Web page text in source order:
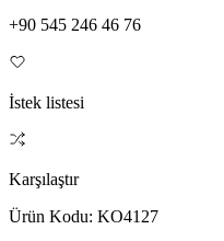
+90 545 246 46 76
İstek listesi
Karşılaştır
Ürün Kodu: KO4127